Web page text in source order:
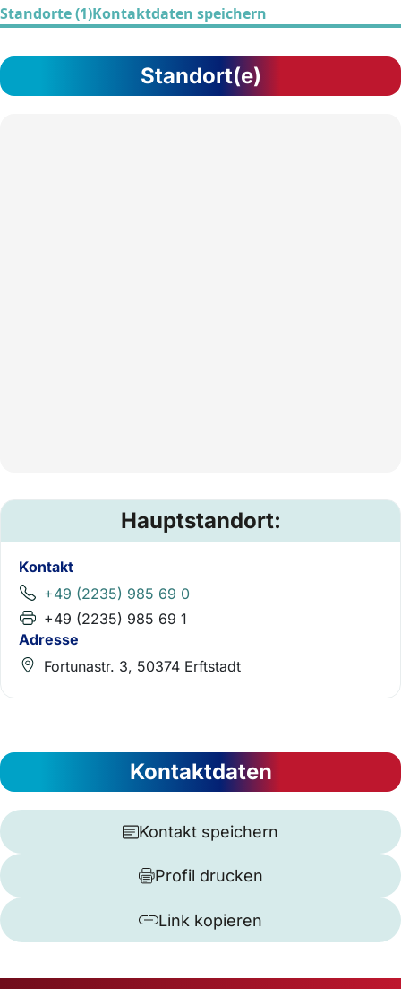
Standorte (1)Kontaktdaten speichern
Standort(e)
Hauptstandort:
Kontakt
+49 (2235) 985 69 0
+49 (2235) 985 69 1
Adresse
Fortunastr. 3, 50374 Erftstadt
Kontaktdaten
Kontakt speichern
Profil drucken
Link kopieren